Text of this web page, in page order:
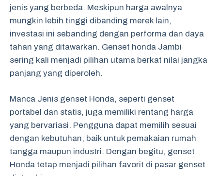
jenis yang berbeda. Meskipun harga awalnya
mungkin lebih tinggi dibanding merek lain,
investasi ini sebanding dengan performa dan daya
tahan yang ditawarkan. Genset honda Jambi
sering kali menjadi pilihan utama berkat nilai jangka
panjang yang diperoleh.
Manca Jenis genset Honda, seperti genset
portabel dan statis, juga memiliki rentang harga
yang bervariasi. Pengguna dapat memilih sesuai
dengan kebutuhan, baik untuk pemakaian rumah
tangga maupun industri. Dengan begitu, genset
Honda tetap menjadi pilihan favorit di pasar genset